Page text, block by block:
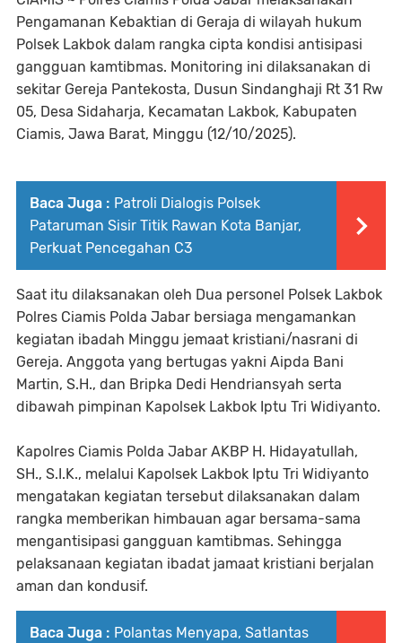
Pengamanan Kebaktian di Geraja di wilayah hukum
Polsek Lakbok dalam rangka cipta kondisi antisipasi
gangguan kamtibmas. Monitoring ini dilaksanakan di
sekitar Gereja Pantekosta, Dusun Sindanghaji Rt 31 Rw
05, Desa Sidaharja, Kecamatan Lakbok, Kabupaten
Ciamis, Jawa Barat, Minggu (12/10/2025).
Baca Juga : Patroli Dialogis Polsek
Pataruman Sisir Titik Rawan Kota Banjar,
Perkuat Pencegahan C3
Saat itu dilaksanakan oleh Dua personel Polsek Lakbok
Polres Ciamis Polda Jabar bersiaga mengamankan
kegiatan ibadah Minggu jemaat kristiani/nasrani di
Gereja. Anggota yang bertugas yakni Aipda Bani
Martin, S.H., dan Bripka Dedi Hendriansyah serta
dibawah pimpinan Kapolsek Lakbok Iptu Tri Widiyanto.
Kapolres Ciamis Polda Jabar AKBP H. Hidayatullah,
SH., S.I.K., melalui Kapolsek Lakbok Iptu Tri Widiyanto
mengatakan kegiatan tersebut dilaksanakan dalam
rangka memberikan himbauan agar bersama-sama
mengantisipasi gangguan kamtibmas. Sehingga
pelaksanaan kegiatan ibadat jamaat kristiani berjalan
aman dan kondusif.
Baca Juga : Polantas Menyapa, Satlantas